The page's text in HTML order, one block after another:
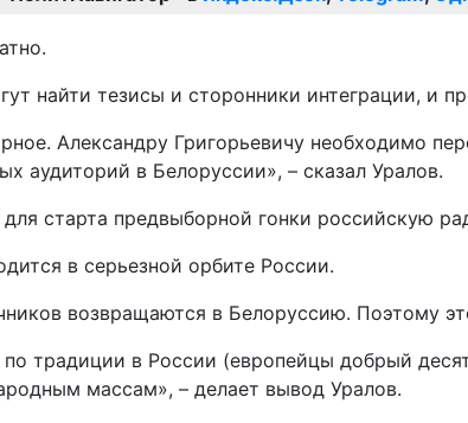
найти тезисы и сторонники интеграции, и
Александру Григорьевичу необходимо
аудиторий в Белоруссии», – сказал Уралов.
старта предвыборной гонки российскую
в серьезной орбите России.
возвращаются в Белоруссию. Поэтому
традиции в России (европейцы добрый
массам», – делает вывод Уралов.